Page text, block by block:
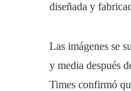
diseñada y
Las imágenes se
y media después
Times confirmó